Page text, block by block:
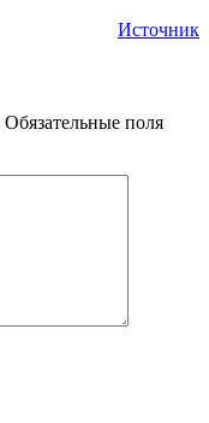
Источник
Обязательные поля